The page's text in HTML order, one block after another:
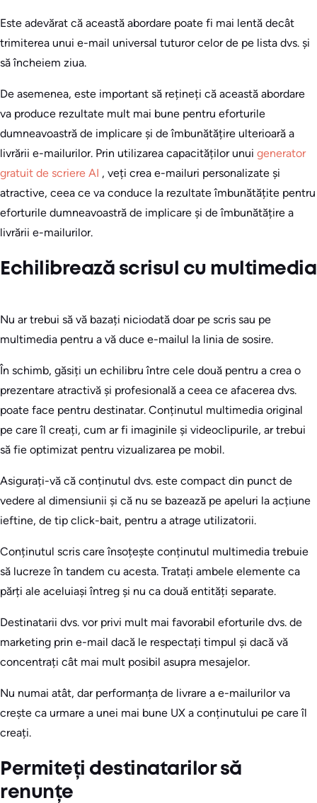
Este adevărat că această abordare poate fi mai lentă decât
trimiterea unui e-mail universal tuturor celor de pe lista dvs. și
să încheiem ziua.
De asemenea, este important să rețineți că această abordare
va produce rezultate mult mai bune pentru eforturile
dumneavoastră de implicare și de îmbunătățire ulterioară a
livrării e-mailurilor. Prin utilizarea capacităților unui generator
gratuit de scriere AI , veți crea e-mailuri personalizate și
atractive, ceea ce va conduce la rezultate îmbunătățite pentru
eforturile dumneavoastră de implicare și de îmbunătățire a
livrării e-mailurilor.
Echilibrează scrisul cu multimedia
Nu ar trebui să vă bazați niciodată doar pe scris sau pe
multimedia pentru a vă duce e-mailul la linia de sosire.
În schimb, găsiți un echilibru între cele două pentru a crea o
prezentare atractivă și profesională a ceea ce afacerea dvs.
poate face pentru destinatar. Conținutul multimedia original
pe care îl creați, cum ar fi imaginile și videoclipurile, ar trebui
să fie optimizat pentru vizualizarea pe mobil.
Asigurați-vă că conținutul dvs. este compact din punct de
vedere al dimensiunii și că nu se bazează pe apeluri la acțiune
ieftine, de tip click-bait, pentru a atrage utilizatorii.
Conținutul scris care însoțește conținutul multimedia trebuie
să lucreze în tandem cu acesta. Tratați ambele elemente ca
părți ale aceluiași întreg și nu ca două entități separate.
Destinatarii dvs. vor privi mult mai favorabil eforturile dvs. de
marketing prin e-mail dacă le respectați timpul și dacă vă
concentrați cât mai mult posibil asupra mesajelor.
Nu numai atât, dar performanța de livrare a e-mailurilor va
crește ca urmare a unei mai bune UX a conținutului pe care îl
creați.
Permiteți destinatarilor să
renunțe